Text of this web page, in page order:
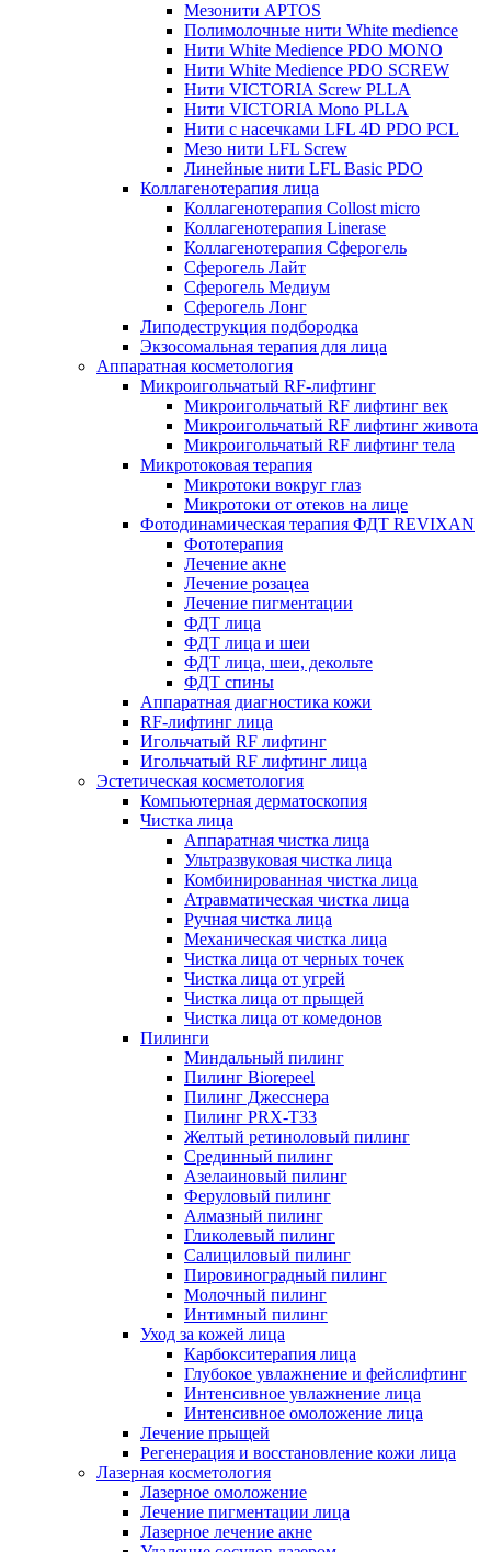
Мезонити APTOS
Полимолочные нити White medience
Нити White Medience PDO MONO
Нити White Medience PDO SCREW
Нити VICTORIA Screw PLLA
Нити VICTORIA Mono PLLA
Нити с насечками LFL 4D PDO PCL
Мезо нити LFL Screw
Линейные нити LFL Basic PDO
Коллагенотерапия лица
Коллагенотерапия Collost micro
Коллагенотерапия Linerase
Коллагенотерапия Сферогель
Сферогель Лайт
Сферогель Медиум
Сферогель Лонг
Липодеструкция подбородка
Экзосомальная терапия для лица
Аппаратная косметология
Микроигольчатый RF-лифтинг
Микроигольчатый RF лифтинг век
Микроигольчатый RF лифтинг живота
Микроигольчатый RF лифтинг тела
Микротоковая терапия
Микротоки вокруг глаз
Микротоки от отеков на лице
Фотодинамическая терапия ФДТ REVIXAN
Фототерапия
Лечение акне
Лечение розацеа
Лечение пигментации
ФДТ лица
ФДТ лица и шеи
ФДТ лица, шеи, декольте
ФДТ спины
Аппаратная диагностика кожи
RF-лифтинг лица
Игольчатый RF лифтинг
Игольчатый RF лифтинг лица
Эстетическая косметология
Компьютерная дерматоскопия
Чистка лица
Аппаратная чистка лица
Ультразвуковая чистка лица
Комбинированная чистка лица
Атравматическая чистка лица
Ручная чистка лица
Механическая чистка лица
Чистка лица от черных точек
Чистка лица от угрей
Чистка лица от прыщей
Чистка лица от комедонов
Пилинги
Миндальный пилинг
Пилинг Biorepeel
Пилинг Джесснера
Пилинг PRX-T33
Желтый ретиноловый пилинг
Срединный пилинг
Азелаиновый пилинг
Феруловый пилинг
Алмазный пилинг
Гликолевый пилинг
Салициловый пилинг
Пировиноградный пилинг
Молочный пилинг
Интимный пилинг
Уход за кожей лица
Карбокситерапия лица
Глубокое увлажнение и фейслифтинг
Интенсивное увлажнение лица
Интенсивное омоложение лица
Лечение прыщей
Регенерация и восстановление кожи лица
Лазерная косметология
Лазерное омоложение
Лечение пигментации лица
Лазерное лечение акне